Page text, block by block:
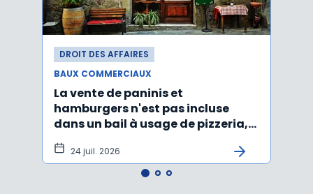
DROIT DES AFFAIRES
BAUX COMMERCIAUX
La vente de paninis et
hamburgers n'est pas incluse
dans un bail à usage de pizzeria,
pâtes, salades
24 juil. 2026